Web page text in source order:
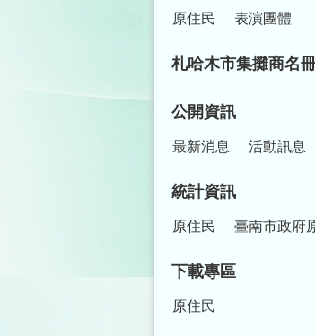
原住民 表演團體
札哈木市集攤商名
公開資訊
最新消息 活動訊息
統計資訊
原住民 臺南市政府
下載專區
原住民